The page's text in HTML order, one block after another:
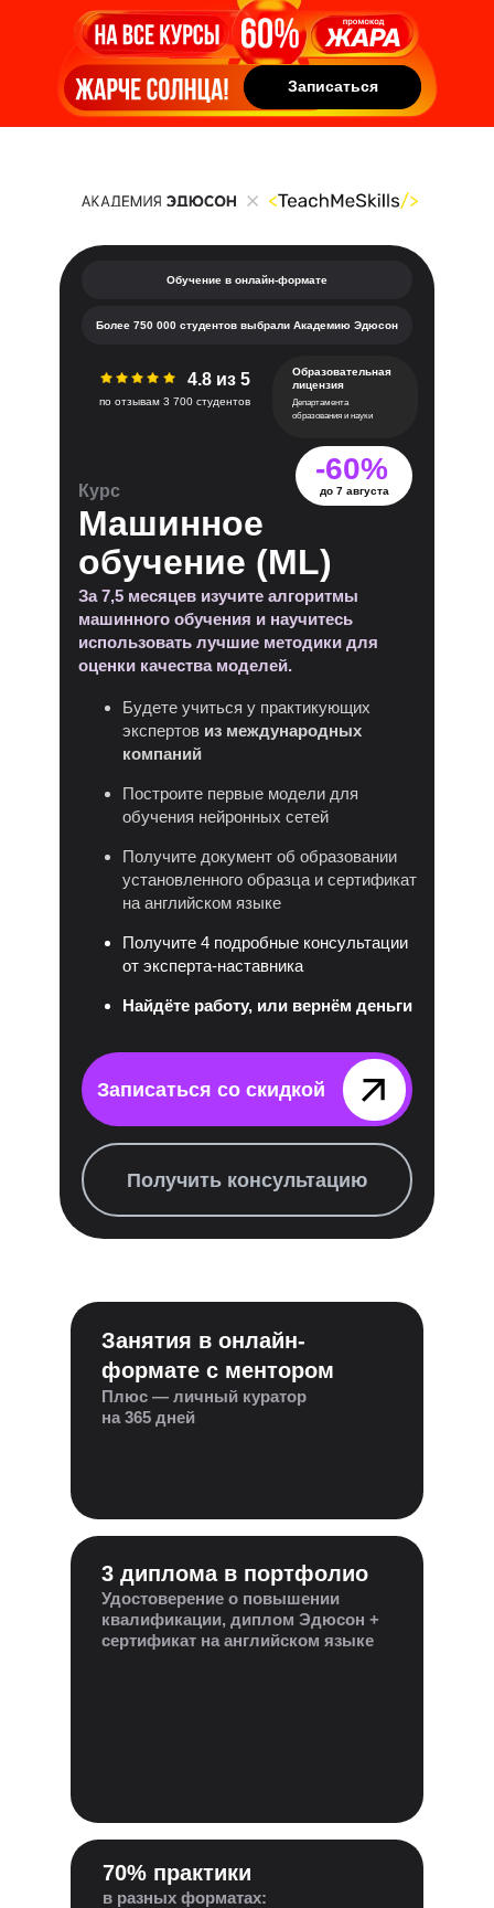
Записаться
Записаться
Записаться со скидкой⠀⠀⠀⠀⠀
Курс
Машинное
обучение (ML)
За 7,5 месяцев изучите алгоритмы
машинного обучения и научитесь
использовать лучшие методики для
оценки качества моделей.
Будете учиться у практикующих
экспертов из международных
компаний
Построите первые модели для
обучения нейронных сетей
Получите документ об образовании
установленного образца и сертификат
на английском языке
Получите 4 подробные консультации
от эксперта-наставника
Найдёте работу, или вернём деньги
Обучение в онлайн-формате
Более 750 000 студентов выбрали Академию Эдюсон
-60%
до 7 августа
Образовательная
лицензия
Департамента
образования и науки
4.8 из 5
по отзывам 3 700 студентов
Получить консультацию
Занятия в онлайн-
формате с ментором
Плюс — личный куратор
на 365 дней
3 диплома в портфолио
Удостоверение о повышении
квалификации, диплом Эдюсон +
сертификат на английском языке
70% практики
в разных форматах: